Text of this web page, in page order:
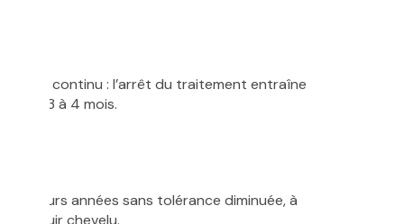
en continu : l’arrêt du traitement entraîne
de 3 à 4 mois.
années sans tolérance diminuée, à
du cuir chevelu.